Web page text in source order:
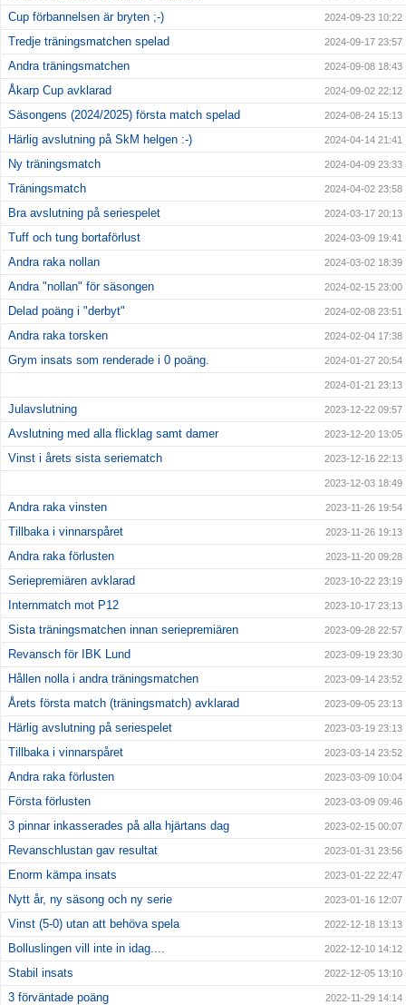
Cup förbannelsen är bryten ;-) 2024-09-23 10:22
Tredje träningsmatchen spelad 2024-09-17 23:57
Andra träningsmatchen 2024-09-08 18:43
Åkarp Cup avklarad 2024-09-02 22:12
Säsongens (2024/2025) första match spelad 2024-08-24 15:13
Härlig avslutning på SkM helgen :-) 2024-04-14 21:41
Ny träningsmatch 2024-04-09 23:33
Träningsmatch 2024-04-02 23:58
Bra avslutning på seriespelet 2024-03-17 20:13
Tuff och tung bortaförlust 2024-03-09 19:41
Andra raka nollan 2024-03-02 18:39
Andra "nollan" för säsongen 2024-02-15 23:00
Delad poäng i "derbyt" 2024-02-08 23:51
Andra raka torsken 2024-02-04 17:38
Grym insats som renderade i 0 poäng. 2024-01-27 20:54
2024-01-21 23:13
Julavslutning 2023-12-22 09:57
Avslutning med alla flicklag samt damer 2023-12-20 13:05
Vinst i årets sista seriematch 2023-12-16 22:13
2023-12-03 18:49
Andra raka vinsten 2023-11-26 19:54
Tillbaka i vinnarspåret 2023-11-26 19:13
Andra raka förlusten 2023-11-20 09:28
Seriepremiären avklarad 2023-10-22 23:19
Internmatch mot P12 2023-10-17 23:13
Sista träningsmatchen innan seriepremiären 2023-09-28 22:57
Revansch för IBK Lund 2023-09-19 23:30
Hållen nolla i andra träningsmatchen 2023-09-14 23:52
Årets första match (träningsmatch) avklarad 2023-09-05 23:13
Härlig avslutning på seriespelet 2023-03-19 23:13
Tillbaka i vinnarspåret 2023-03-14 23:52
Andra raka förlusten 2023-03-09 10:04
Första förlusten 2023-03-09 09:46
3 pinnar inkasserades på alla hjärtans dag 2023-02-15 00:07
Revanschlustan gav resultat 2023-01-31 23:56
Enorm kämpa insats 2023-01-22 22:47
Nytt år, ny säsong och ny serie 2023-01-16 12:07
Vinst (5-0) utan att behöva spela 2022-12-18 13:13
Bolluslingen vill inte in idag.... 2022-12-10 14:12
Stabil insats 2022-12-05 13:10
3 förväntade poäng 2022-11-29 14:14